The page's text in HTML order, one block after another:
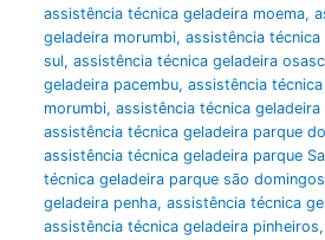
assistência técnica geladeira moema,
geladeira morumbi, assistência
sul, assistência técnica geladeira
geladeira pacembu, assistência
morumbi, assistência técnica
assistência técnica geladeira parque
assistência técnica geladeira parque
técnica geladeira parque são domingos
geladeira penha, assistência técnica
assistência técnica geladeira pinheiros,